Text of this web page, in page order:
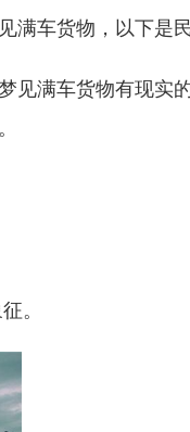
车货物，以下是
见满车货物有现实
。